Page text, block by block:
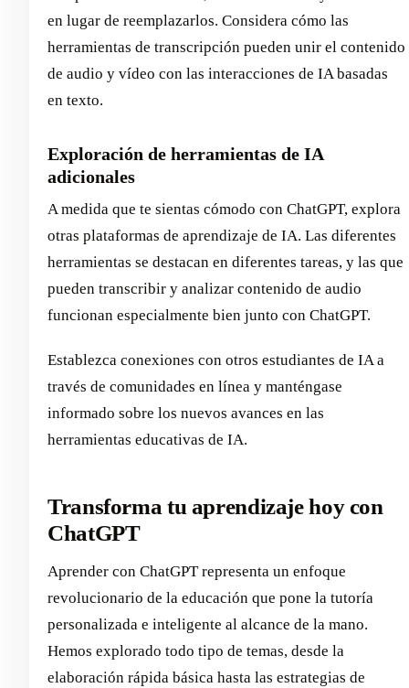
en lugar de reemplazarlos. Considera cómo las
herramientas de transcripción pueden unir el contenido
de audio y vídeo con las interacciones de IA basadas
en texto.
Exploración de herramientas de IA
adicionales
A medida que te sientas cómodo con ChatGPT, explora
otras plataformas de aprendizaje de IA. Las diferentes
herramientas se destacan en diferentes tareas, y las que
pueden transcribir y analizar contenido de audio
funcionan especialmente bien junto con ChatGPT.
Establezca conexiones con otros estudiantes de IA a
través de comunidades en línea y manténgase
informado sobre los nuevos avances en las
herramientas educativas de IA.
Transforma tu aprendizaje hoy con
ChatGPT
Aprender con ChatGPT representa un enfoque
revolucionario de la educación que pone la tutoría
personalizada e inteligente al alcance de la mano.
Hemos explorado todo tipo de temas, desde la
elaboración rápida básica hasta las estrategias de